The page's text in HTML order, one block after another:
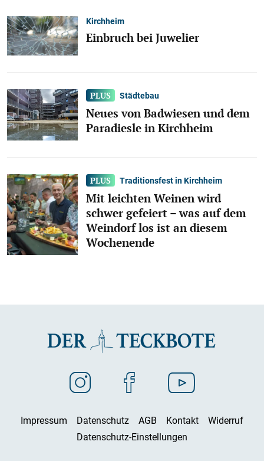
Kirchheim
Einbruch bei Juwelier
Städtebau
Neues von Badwiesen und dem
Paradiesle in Kirchheim
Traditionsfest in Kirchheim
Mit leichten Weinen wird
schwer gefeiert – was auf dem
Weindorf los ist an diesem
Wochenende
Impressum Datenschutz AGB Kontakt
Widerruf
Datenschutz-Einstellungen